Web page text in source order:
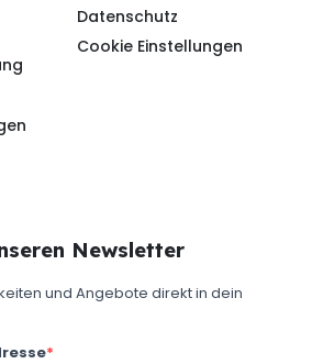
Datenschutz
Cookie Einstellungen
Newsletter
und Angebote direkt in dein